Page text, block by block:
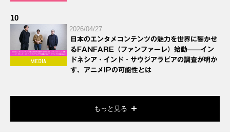
10
2026/04/27
日本のエンタメコンテンツの魅力を世界に響かせ
るFANFARE（ファンファーレ）始動——イン
ドネシア・インド・サウジアラビアの調査が明か
す、アニメIPの可能性とは
もっと見る